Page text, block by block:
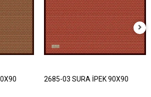
2685-03 SURA İPEK 90X90